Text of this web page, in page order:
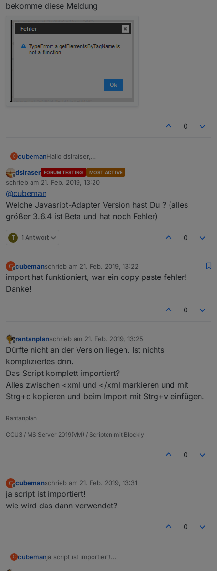
bekomme diese Meldung
0
C cubemanHallo dslraiser,
Offline
dslraser FORUM TESTING MOST ACTIVE
schrieb am 21. Feb. 2019, 13:20
zuletzt editiert von
@cubeman
Welche Javasript-Adapter Version hast Du ? (alles
größer 3.6.4 ist Beta und hat noch Fehler)
T 1 Antwort 0
C
Offline
cubemanschrieb am 21. Feb. 2019, 13:22
zuletzt editiert von
import hat funktioniert, war ein copy paste fehler!
Danke!
0
Offline
rantanplanschrieb am 21. Feb. 2019, 13:25
zuletzt editiert von
Dürfte nicht an der Version liegen. Ist nichts
kompliziertes drin.
Das Script komplett importiert?
Alles zwischen <xml und </xml markieren und mit
Strg+c kopieren und beim Import mit Strg+v einfügen.
Rantanplan
CCU3 / MS Server 2019(VM) / Scripten mit Blockly
0
C
Offline
cubemanschrieb am 21. Feb. 2019, 13:31
zuletzt editiert von
ja script ist importiert!
wie wird das dann verwendet?
0
C cubemanja script ist importiert!